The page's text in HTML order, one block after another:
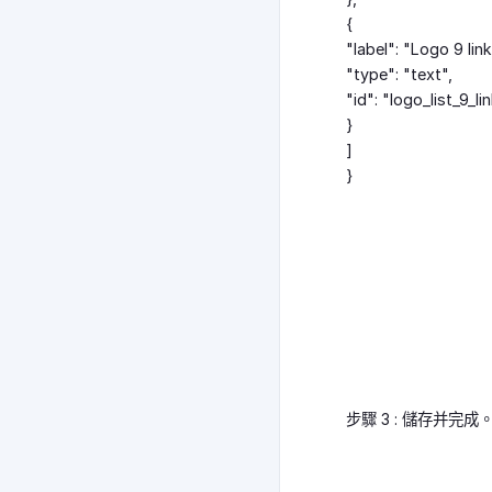
{
"label": "Logo 9
"type": "text",
"id":
}
]
}
步驟 3 : 儲存并完成。